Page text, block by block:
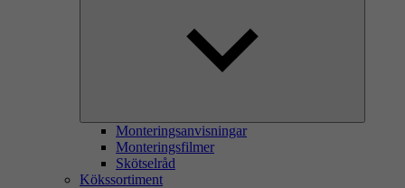
Monteringsanvisningar
Monteringsfilmer
Skötselråd
Kökssortiment